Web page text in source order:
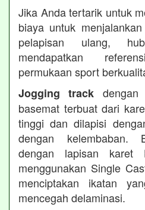
Jika Anda tertarik untuk
biaya untuk
pelapisan ulang,
mendapatkan
permukaan sport
Jogging track
basemat terbuat dari
tinggi dan dilapisi
dengan kelembaban.
dengan lapisan karet
menggunakan Single
menciptakan ikatan
mencegah delaminasi.